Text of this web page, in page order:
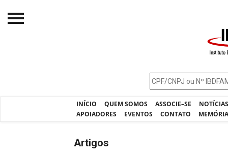
INÍCIO QUEM SOMOS ASSOCIE–SE
APOIADORES
EVENTOS CONTATO
Artigos